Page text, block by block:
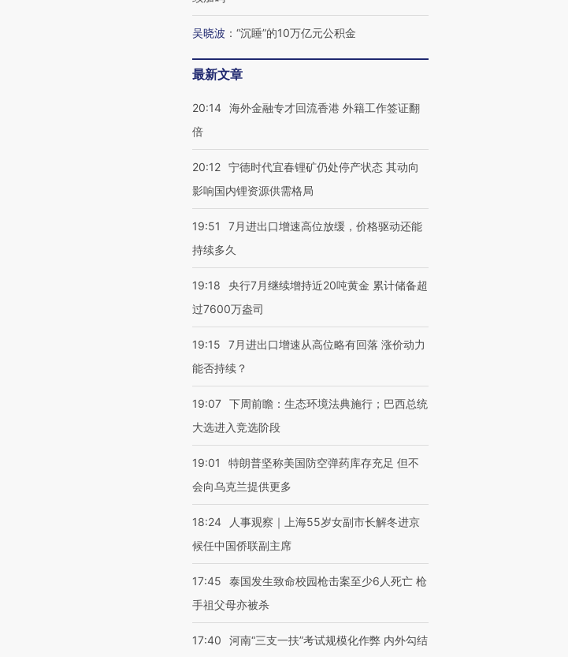
吴晓波 ： “沉睡”的10万亿元公积金
最新文章
20:14 海外金融专才回流香港 外籍工作签证翻
倍
20:12 宁德时代宜春锂矿仍处停产状态 其动向
影响国内锂资源供需格局
19:51
7月进出口增速高位放缓，价格驱动还能
持续多久
19:18
央行7月继续增持近20吨黄金 累计储备超
过7600万盎司
19:15
7月进出口增速从高位略有回落 涨价动力
能否持续？
19:07 下周前瞻：生态环境法典施行；巴西总统
大选进入竞选阶段
19:01
特朗普坚称美国防空弹药库存充足 但不
会向乌克兰提供更多
18:24
人事观察｜上海55岁女副市长解冬进京
候任中国侨联副主席
17:45
泰国发生致命校园枪击案至少6人死亡 枪
手祖父母亦被杀
17:40 河南“三支一扶”考试规模化作弊 内外勾结